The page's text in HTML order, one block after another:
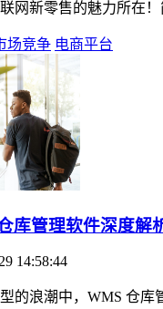
网新零售的魅力所在
场竞争 电商平台
库管理软件深度解
14:58:44
的浪潮中，WMS 仓